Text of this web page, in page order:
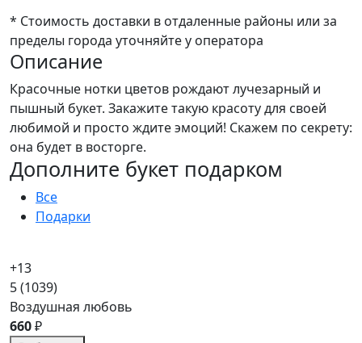
* Стоимость доставки в отдаленные районы или за
пределы города уточняйте у оператора
Описание
Красочные нотки цветов рождают лучезарный и
пышный букет. Закажите такую красоту для своей
любимой и просто ждите эмоций! Скажем по секрету:
она будет в восторге.
Дополните букет подарком
Все
Подарки
+13
5(1039)
Воздушная любовь
660₽